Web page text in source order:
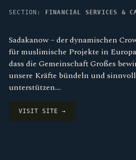
SECTION: FINANCIAL SERVICES &
Sadakanow – der dynamischen
für muslimische Projekte in
dass die Gemeinschaft Großes
unsere Kräfte bündeln und
unterstützen.…
VISIT SITE →